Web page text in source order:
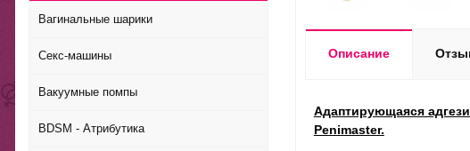
Вагинальные шарики
Секс-машины
Вакуумные помпы
BDSM - Атрибутика
Описание
Адаптирующаяся
Penimaster.